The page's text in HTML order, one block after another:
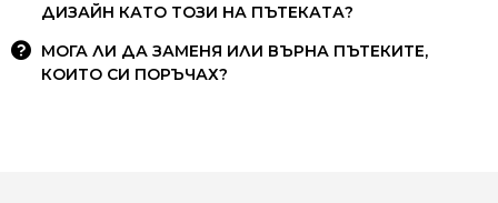
ДИЗАЙН КАТО ТОЗИ НА ПЪТЕКАТА?
МОГА ЛИ ДА ЗАМЕНЯ ИЛИ ВЪРНА ПЪТЕКИТЕ,
КОИТО СИ ПОРЪЧАХ?